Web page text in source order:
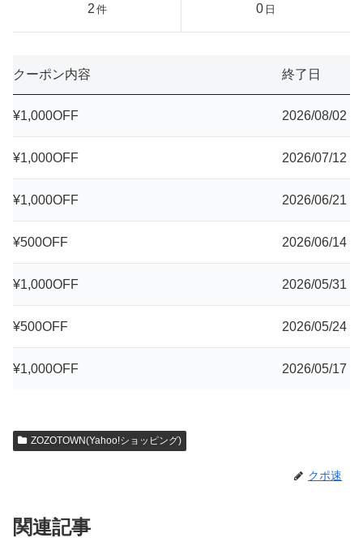
2 件
0 日
クーポン内容 終了日
¥1,000OFF 2026/08/02
¥1,000OFF 2026/07/12
¥1,000OFF 2026/06/21
¥500OFF 2026/06/14
¥1,000OFF 2026/05/31
¥500OFF 2026/05/24
¥1,000OFF 2026/05/17
ZOZOTOWN(Yahoo!ショッピング)
クポ速
関連記事